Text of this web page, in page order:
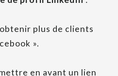
plus de clients
».
en avant un lien